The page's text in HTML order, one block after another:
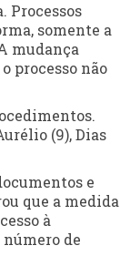
Processos
somente a
mudança
processo não
(9), Dias
e
que a medida
à
de